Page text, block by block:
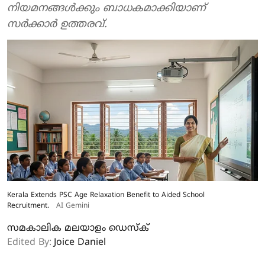
നിയമനങ്ങൾക്കും ബാധകമാക്കിയാണ്
സർക്കാർ ഉത്തരവ്.
Kerala Extends PSC Age Relaxation Benefit to Aided School
Recruitment.
AI Gemini
സമകാലിക മലയാളം ഡെസ്ക്
Edited By: Joice Daniel